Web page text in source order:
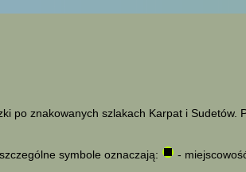
po znakowanych szlakach Karpat i
symbole oznaczają: -